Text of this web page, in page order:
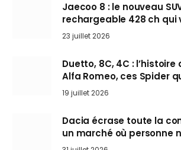
Jaecoo 8 : le nouveau
rechargeable 428 ch qui
arrive en Europe cet
23 juillet 2026
Duetto, 8C, 4C :
Alfa Romeo, ces Spider
l’art de rouler cheveux au
19 juillet 2026
Dacia écrase toute la
un marché où personne